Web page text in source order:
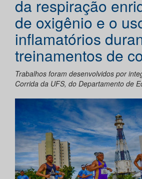
da respiração
de oxigênio e o
inflamatórios
treinamentos de
Trabalhos foram desenvolvidos por
Corrida da UFS, do Departamento de